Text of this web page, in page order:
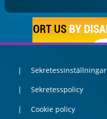
Sekretessinställningar
Sekretesspolicy
Cookie policy